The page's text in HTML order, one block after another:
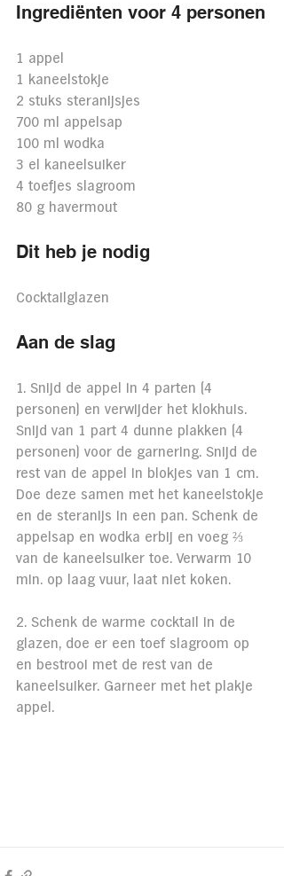
Ingrediënten voor 4 personen
1 appel
1 kaneelstokje
2 stuks steranijsjes
700 ml appelsap
100 ml wodka
3 el kaneelsuiker
4 toefjes slagroom
80 g havermout
Dit heb je nodig
Cocktailglazen
Aan de slag
1. Snijd de appel in 4 parten (4
personen) en verwijder het klokhuis.
Snijd van 1 part 4 dunne plakken (4
personen) voor de garnering. Snijd de
rest van de appel in blokjes van 1 cm.
Doe deze samen met het kaneelstokje
en de steranijs in een pan. Schenk de
appelsap en wodka erbij en voeg ⅔
van de kaneelsuiker toe. Verwarm 10
min. op laag vuur, laat niet koken.
2. Schenk de warme cocktail in de
glazen, doe er een toef slagroom op
en bestrooi met de rest van de
kaneelsuiker. Garneer met het plakje
appel.